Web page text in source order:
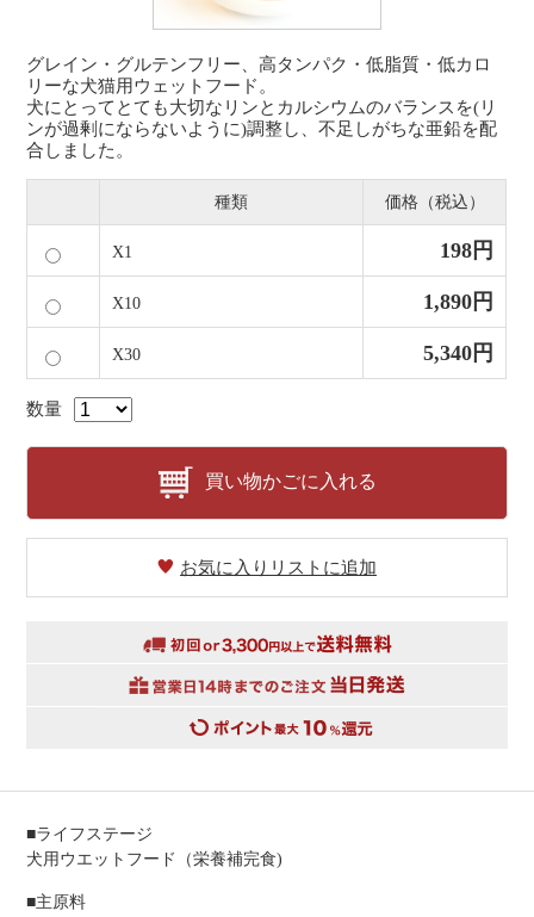
グレイン・グルテンフリー、高タンパク・低脂質・低カロ
リーな犬猫用ウェットフード。
犬にとってとても大切なリンとカルシウムのバランスを(リ
ンが過剰にならないように)調整し、不足しがちな亜鉛を配
合しました。
種類 価格（税込）
X1 198円
X10 1,890円
X30 5,340円
数量
買い物かごに入れる
お気に入りリストに追加
■ライフステージ
犬用ウエットフード（栄養補完食)
■主原料